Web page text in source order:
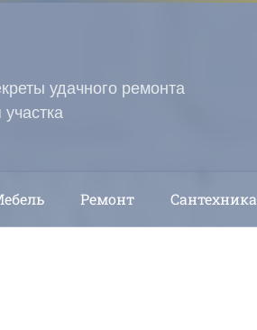
удачного ремонта
Ремонт Сантехника